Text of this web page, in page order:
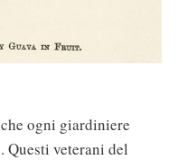
ogni giardiniere
Questi veterani del